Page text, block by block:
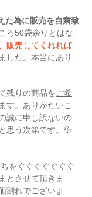
た為に販売を自粛致
ろ50袋余りとはな
販売してくれれば
した。本当にあり
残りの商品をご希
す。 ありがたいこ
誠に申し訳ないの
思う次第です。💦
をぐぐぐぐぐぐぐ
とさせて頂きま
割れでございま